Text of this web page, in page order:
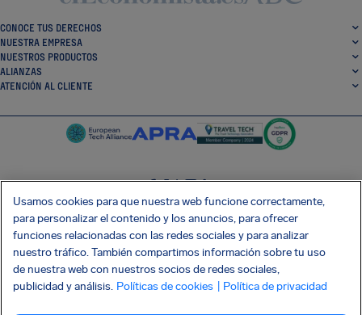
CONOCE TUS DERECHOS
NUESTRA EMPRESA
NUESTROS PRODUCTOS
ALIANZAS
ATENCIÓN AL CLIENTE
SocialFacebook
SocialTwitter
SocialInstagram
SocialLinkedin
CONSIGUE NUESTRA APLICACIÓN GRATIS
Usamos cookies para que nuestra web funcione correctamente,
para personalizar el contenido y los anuncios, para ofrecer
funciones relacionadas con las redes sociales y para analizar
nuestro tráfico. También compartimos información sobre tu uso
de nuestra web con nuestros socios de redes sociales,
publicidad y análisis. Políticas de cookies | Política de privacidad